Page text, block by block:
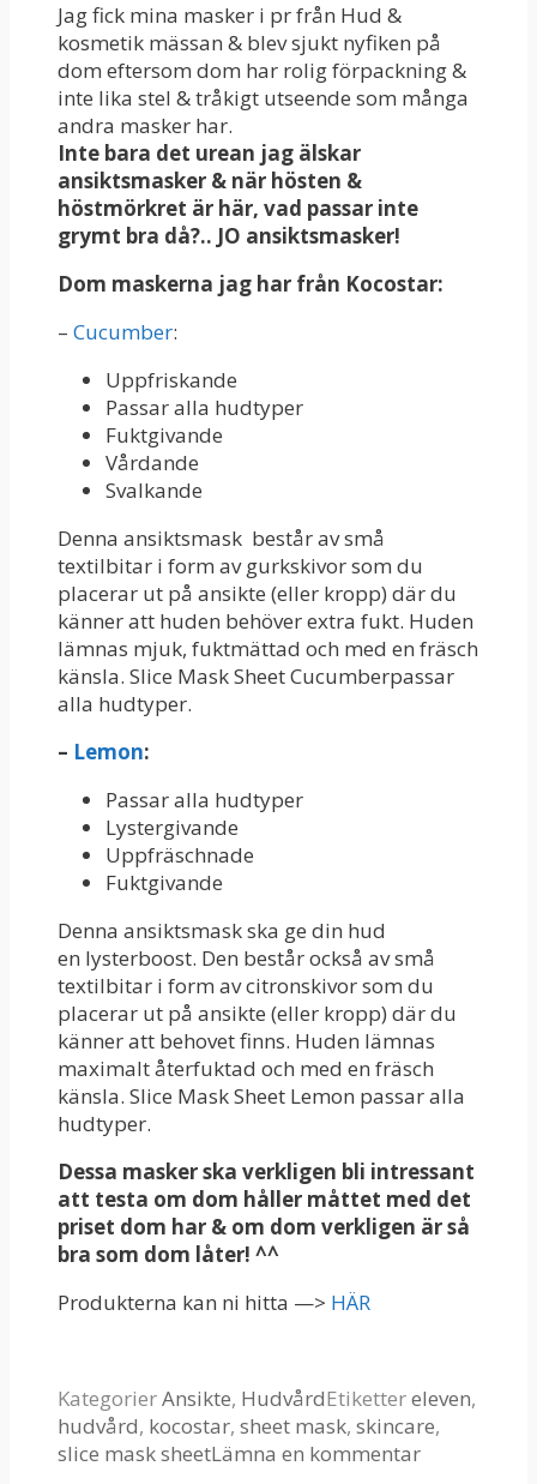
Jag fick mina masker i pr från Hud &
kosmetik mässan & blev sjukt nyfiken på
dom eftersom dom har rolig förpackning &
inte lika stel & tråkigt utseende som många
andra masker har.
Inte bara det urean jag älskar
ansiktsmasker & när hösten &
höstmörkret är här, vad passar inte
grymt bra då?.. JO ansiktsmasker!
Dom maskerna jag har från Kocostar:
– Cucumber:
Uppfriskande
Passar alla hudtyper
Fuktgivande
Vårdande
Svalkande
Denna ansiktsmask består av små
textilbitar i form av gurkskivor som du
placerar ut på ansikte (eller kropp) där du
känner att huden behöver extra fukt. Huden
lämnas mjuk, fuktmättad och med en fräsch
känsla. Slice Mask Sheet Cucumberpassar
alla hudtyper.
– Lemon:
Passar alla hudtyper
Lystergivande
Uppfräschnade
Fuktgivande
Denna ansiktsmask ska ge din hud
en lysterboost. Den består också av små
textilbitar i form av citronskivor som du
placerar ut på ansikte (eller kropp) där du
känner att behovet finns. Huden lämnas
maximalt återfuktad och med en fräsch
känsla. Slice Mask Sheet Lemon passar alla
hudtyper.
Dessa masker ska verkligen bli intressant
att testa om dom håller måttet med det
priset dom har & om dom verkligen är så
bra som dom låter! ^^
Produkterna kan ni hitta —> HÄR
KategorierAnsikte, HudvårdEtikettereleven,
hudvård, kocostar, sheet mask, skincare,
slice mask sheetLämna en kommentar